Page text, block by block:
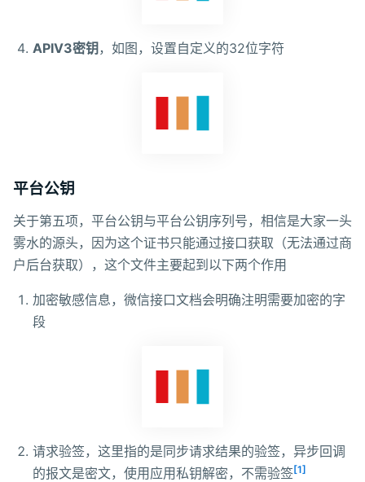
APIV3密钥 ，如图，设置自定义的32位字符
平台公钥
关于第五项，平台公钥与平台公钥序列号，相信是大家一头
雾水的源头，因为这个证书只能通过接口获取（无法通过商
户后台获取），这个文件主要起到以下两个作用
加密敏感信息，微信接口文档会明确注明需要加密的字
段
请求验签，这里指的是同步请求结果的验签，异步回调
的报文是密文，使用应用私钥解密，不需验签[1]